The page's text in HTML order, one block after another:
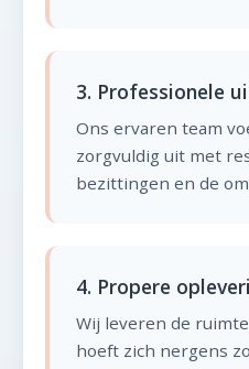
3. Professionele
Ons ervaren team
zorgvuldig uit met
bezittingen en de
4. Propere
Wij leveren de
hoeft zich nergens